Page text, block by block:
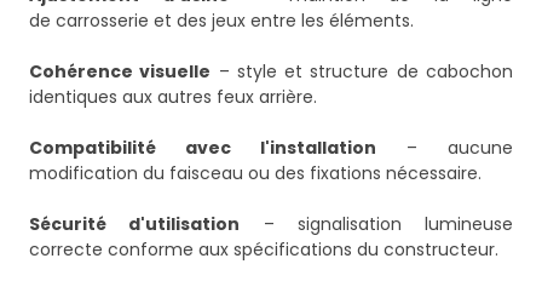
de carrosserie et des jeux entre les éléments.
Cohérence visuelle – style et structure de cabochon
identiques aux autres feux arrière.
Compatibilité avec l'installation – aucune
modification du faisceau ou des fixations nécessaire.
Sécurité d'utilisation – signalisation lumineuse
correcte conforme aux spécifications du constructeur.